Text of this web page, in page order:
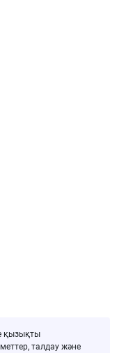
қызықты
талдау және